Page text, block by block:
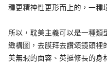
種更精神性更形而上的，一種
所以，耽美主義可以是一種類
緻構圖，去膜拜去讚頌鏡頭裡
美無瑕的面容、英挺修長的身